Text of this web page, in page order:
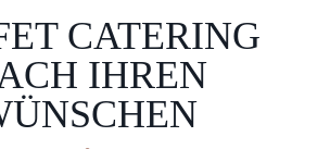
CATERING
IHREN